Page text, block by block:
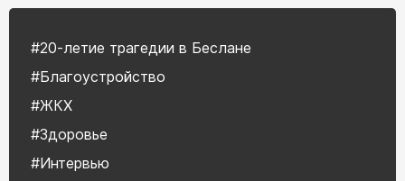
#20-летие трагедии в Беслане
#Благоустройство
#ЖКХ
#Здоровье
#Интервью